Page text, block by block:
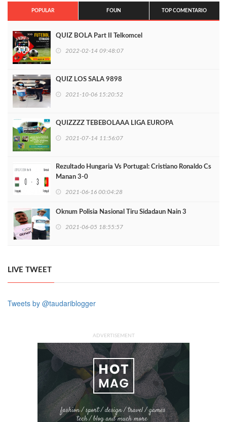
POPULAR FOUN TOP COMENTARIO
QUIZ BOLA Part II Telkomcel
2022-02-14 09:48:07
QUIZ LOS SALA 9898
2021-10-06 15:20:52
QUIZZZZ TEBEBOLAAA LIGA EUROPA
2021-07-14 11:56:07
Rezultado Hungaria Vs Portugal: Cristiano Ronaldo Cs
Manan 3-0
2021-06-16 00:04:28
Oknum Polisia Nasional Tiru Sidadaun Nain 3
2021-06-05 18:55:57
LIVE TWEET
Tweets by @taudariblogger
ADVERTISEMENT